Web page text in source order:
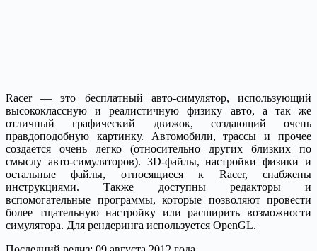
Racer — это бесплатный авто-симулятор, использующий
высококлассную и реалистичную физику авто, а так же
отличный графический движок, создающий очень
правдоподобную картинку. Автомобили, трассы и прочее
создается очень легко (относительно других близких по
смыслу авто-симуляторов). 3D-файлы, настройки физики и
остальные файлы, относящиеся к Racer, снабжены
инструкциями. Также доступны редакторы и
вспомогательные программы, которые позволяют провести
более тщательную настройку или расширить возможности
симулятора. Для рендеринга используется OpenGL.